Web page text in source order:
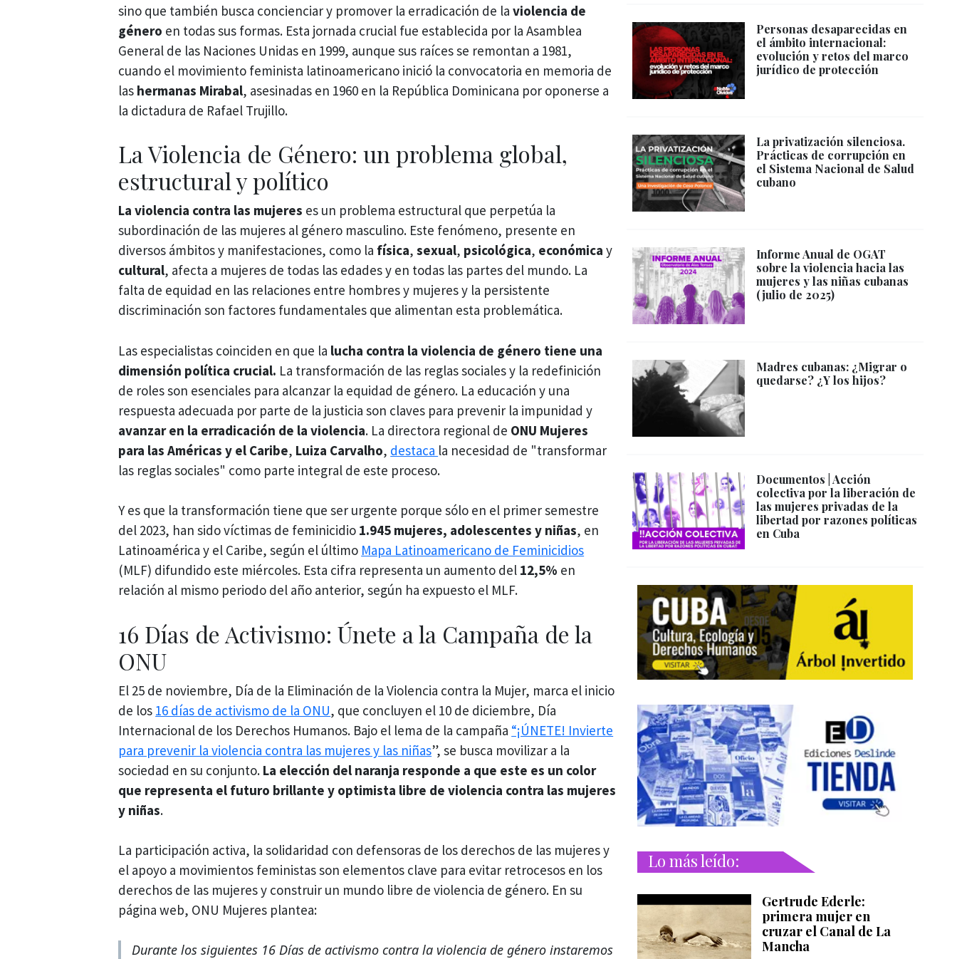
sino que también busca concienciar y promover la erradicación de laviolencia de
género en todas sus formas. Esta jornada crucial fue establecida por la Asamblea
General de las Naciones Unidas en 1999, aunque sus raíces se remontan a 1981,
cuando el movimiento feminista latinoamericano inició la convocatoria en memoria de
las hermanas Mirabal, asesinadas en 1960 en la República Dominicana por oponerse a
la dictadura de Rafael Trujillo.
La Violencia de Género: un problema global,
estructural y político
La violencia contra las mujeres es un problema estructural que perpetúa la
subordinación de las mujeres al género masculino. Este fenómeno, presente en
diversos ámbitos y manifestaciones, como la física,sexual, psicológica, económicay
cultural, afecta a mujeres de todas las edades y en todas las partes del mundo. La
falta de equidad en las relaciones entre hombres y mujeres y la persistente
discriminación son factores fundamentales que alimentan esta problemática.
Las especialistas coinciden en que la lucha contra la violencia de género tiene una
dimensión política crucial. La transformación de las reglas sociales y la redefinición
de roles son esenciales para alcanzar la equidad de género. La educación y una
respuesta adecuada por parte de la justicia son claves para prevenir la impunidad y
avanzar en la erradicación de la violencia. La directora regional de ONU Mujeres
para las Américas y el Caribe, Luiza Carvalho, destaca la necesidad de "transformar
las reglas sociales" como parte integral de este proceso.
Y es que la transformación tiene que ser urgente porque sólo en el primer semestre
del 2023, han sido víctimas de feminicidio 1.945 mujeres, adolescentes y niñas, en
Latinoamérica y el Caribe, según el último Mapa Latinoamericano de Feminicidios
(MLF) difundido este miércoles. Esta cifra representa un aumento del 12,5% en
relación al mismo periodo del año anterior, según ha expuesto el MLF.
16 Días de Activismo: Únete a la Campaña de la
ONU
El 25 de noviembre, Día de la Eliminación de la Violencia contra la Mujer, marca el inicio
de los 16 días de activismo de la ONU, que concluyen el 10 de diciembre, Día
Internacional de los Derechos Humanos. Bajo el lema de la campaña “¡ÚNETE! Invierte
para prevenir la violencia contra las mujeres y las niñas”, se busca movilizar a la
sociedad en su conjunto. La elección del naranja responde a que este es un color
que representa el futuro brillante y optimista libre de violencia contra las mujeres
y niñas.
La participación activa, la solidaridad con defensoras de los derechos de las mujeres y
el apoyo a movimientos feministas son elementos clave para evitar retrocesos en los
derechos de las mujeres y construir un mundo libre de violencia de género. En su
página web, ONU Mujeres plantea:
Durante los siguientes 16 Días de activismo contra la violencia de género instaremos
Personas desaparecidas en
el ámbito internacional:
evolución y retos del marco
jurídico de protección
La privatización silenciosa.
Prácticas de corrupción en
el Sistema Nacional de Salud
cubano
Informe Anual de OGAT
sobre la violencia hacia las
mujeres y las niñas cubanas
(julio de 2025)
Madres cubanas: ¿Migrar o
quedarse? ¿Y los hijos?
Documentos | Acción
colectiva por la liberación de
las mujeres privadas de la
libertad por razones políticas
en Cuba
Lo más leído:
Gertrude Ederle:
primera mujer en
cruzar el Canal de La
Mancha